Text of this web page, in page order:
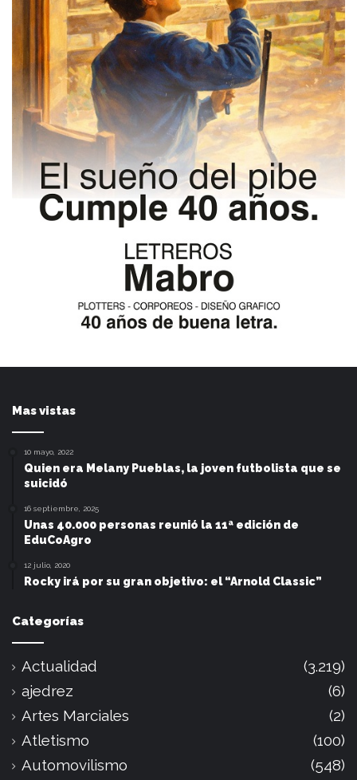
Mas vistas
10 mayo, 2022
Quien era Melany Pueblas, la joven futbolista que se
suicidó
16 septiembre, 2025
Unas 40.000 personas reunió la 11ª edición de
EduCoAgro
12 julio, 2020
Rocky irá por su gran objetivo: el “Arnold Classic”
Categorías
Actualidad
(3.219)
ajedrez
(6)
Artes Marciales
(2)
Atletismo
(100)
Automovilismo
(548)